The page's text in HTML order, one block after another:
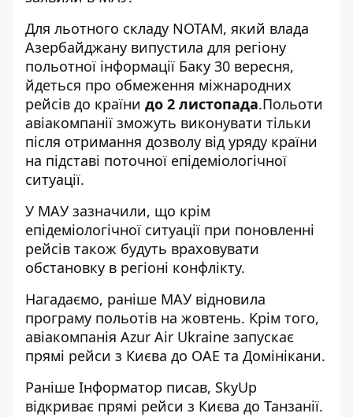
Для льотного складу NOTAM, який влада
Азербайджану випустила для регіону
польотної інформації Баку 30 вересня,
йдеться про обмеження міжнародних
рейсів до країни до 2 листопада.Польоти
авіакомпанії зможуть виконувати тільки
після отримання дозволу від уряду країни
на підставі поточної епідеміологічної
ситуації.
У МАУ зазначили, що крім
епідеміологічної ситуації при поновленні
рейсів також будуть враховувати
обстановку в регіоні конфлікту.
Нагадаємо, раніше МАУ відновила
програму польотів на жовтень. Крім того,
авіакомпанія Azur Air Ukraine запускає
прямі рейси з Києва до ОАЕ та Домінікани.
Раніше Інформатор писав, SkyUp
відкриває прямі рейси з Києва до Танзанії.